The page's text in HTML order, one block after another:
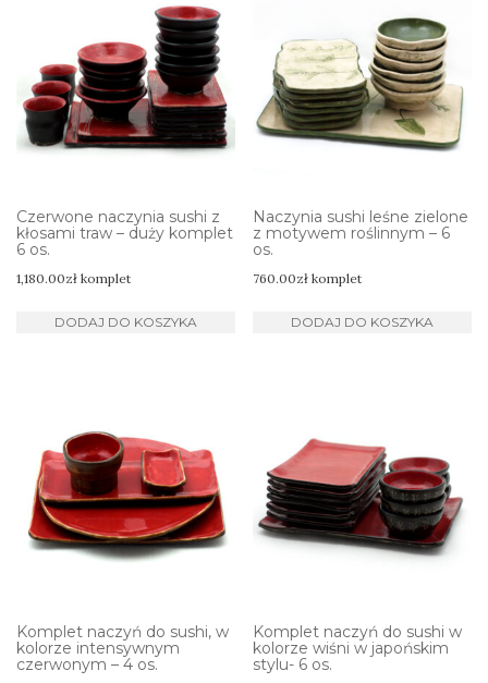
Czerwone naczynia sushi z
kłosami traw – duży komplet
6 os.
1,180.00zł komplet
DODAJ DO KOSZYKA
Naczynia sushi leśne zielone
z motywem roślinnym – 6
os.
760.00zł komplet
DODAJ DO KOSZYKA
Komplet naczyń do sushi, w
kolorze intensywnym
czerwonym – 4 os.
Komplet naczyń do sushi w
kolorze wiśni w japońskim
stylu- 6 os.